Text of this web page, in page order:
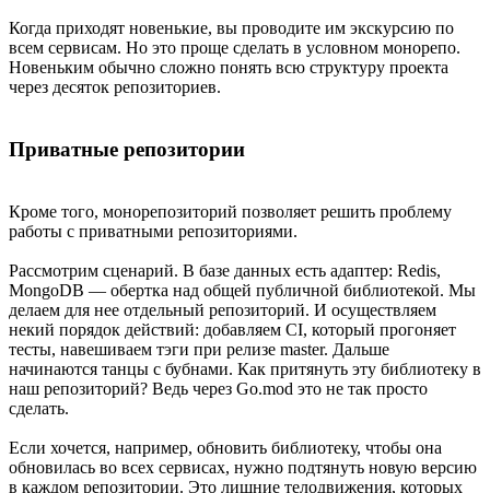
Когда приходят новенькие, вы проводите им экскурсию по
всем сервисам. Но это проще сделать в условном монорепо.
Новеньким обычно сложно понять всю структуру проекта
через десяток репозиториев.
Приватные репозитории
Кроме того, монорепозиторий позволяет решить проблему
работы с приватными репозиториями.
Рассмотрим сценарий. В базе данных есть адаптер: Redis,
MongoDB — обертка над общей публичной библиотекой. Мы
делаем для нее отдельный репозиторий. И осуществляем
некий порядок действий: добавляем CI, который прогоняет
тесты, навешиваем тэги при релизе master. Дальше
начинаются танцы с бубнами. Как притянуть эту библиотеку в
наш репозиторий? Ведь через Go.mod это не так просто
сделать.
Если хочется, например, обновить библиотеку, чтобы она
обновилась во всех сервисах, нужно подтянуть новую версию
в каждом репозитории. Это лишние телодвижения, которых